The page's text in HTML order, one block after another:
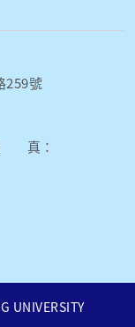
號
真：
UNIVERSITY